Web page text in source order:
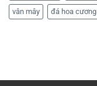
vân mây đá hoa cương